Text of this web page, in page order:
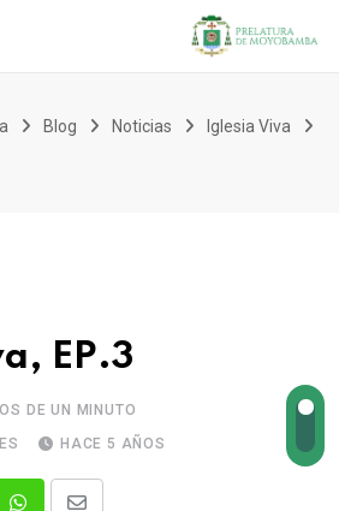
Blog Noticias
Iglesia Viva
EP.3
DE UN MINUTO
HACE 5 AÑOS